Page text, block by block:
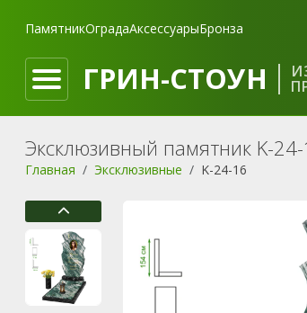
ПамятникОградаАксессуарыБронза
ГРИН-СТОУН
Эксклюзивный памятник K-
Главная Эксклюзивные K-24-16